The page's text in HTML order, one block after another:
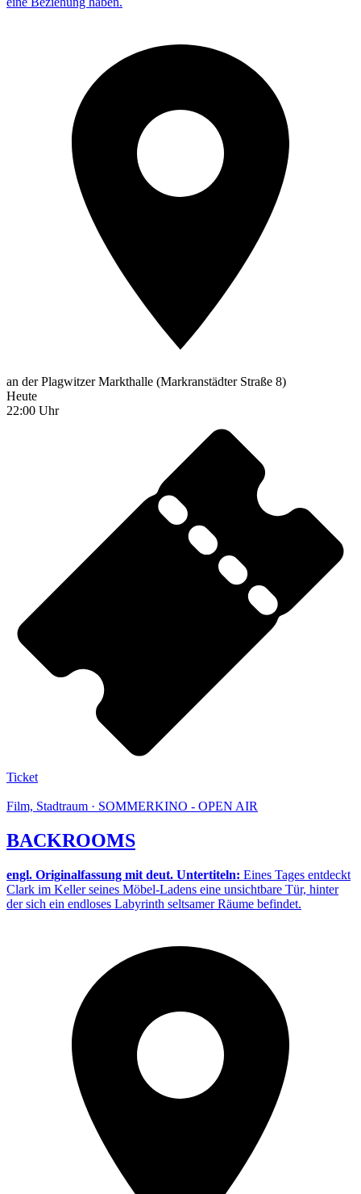
an der Plagwitzer Markthalle (Markranstädter Straße 8)
Heute
22:00 Uhr
Ticket
Film, Stadtraum · SOMMERKINO - OPEN AIR
BACKROOMS
engl. Originalfassung mit deut. Untertiteln: Eines Tages entdeckt
Clark im Keller seines Möbel-Ladens eine unsichtbare Tür, hinter
der sich ein endloses Labyrinth seltsamer Räume befindet.